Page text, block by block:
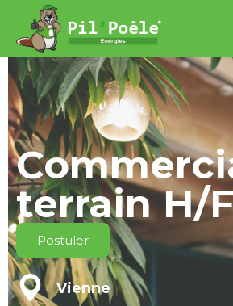
terrain H/
Postuler
Vienne